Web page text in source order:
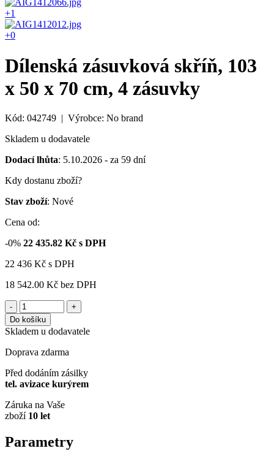
+1
+0
Dílenská zásuvková skříň, 103
x 50 x 70 cm, 4 zásuvky
Kód: 042749 | Výrobce: No brand
Skladem u dodavatele
Dodací lhůta: 5.10.2026 - za 59 dní
Kdy dostanu zboží?
Stav zboží: Nové
Cena od:
-0% 22 435.82 Kč s DPH
22 436 Kč s DPH
18 542.00 Kč bez DPH
-
+
Do košíku
Skladem u dodavatele
Doprava zdarma
Před dodáním zásilky
tel. avizace kurýrem
Záruka na Vaše
zboží 10 let
Parametry